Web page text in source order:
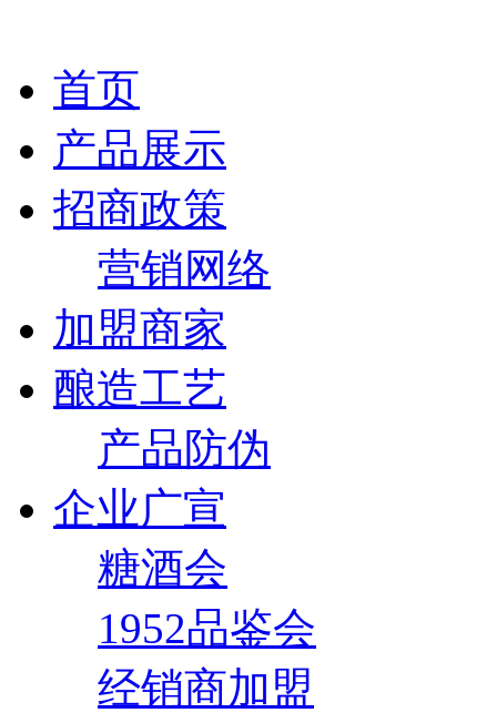
首页
产品展示
招商政策
营销网络
加盟商家
酿造工艺
产品防伪
企业广宣
糖酒会
1952品鉴会
经销商加盟